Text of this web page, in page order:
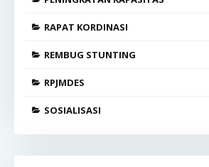
RAPAT KORDINASI
REMBUG STUNTING
RPJMDES
SOSIALISASI